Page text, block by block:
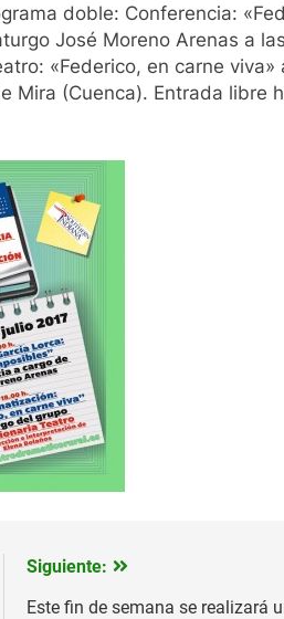
doble: Conferencia:
José Moreno Arenas a
«Federico, en carne viva»
Mira (Cuenca). Entrada libre
Siguiente:
Este fin de semana se realizará